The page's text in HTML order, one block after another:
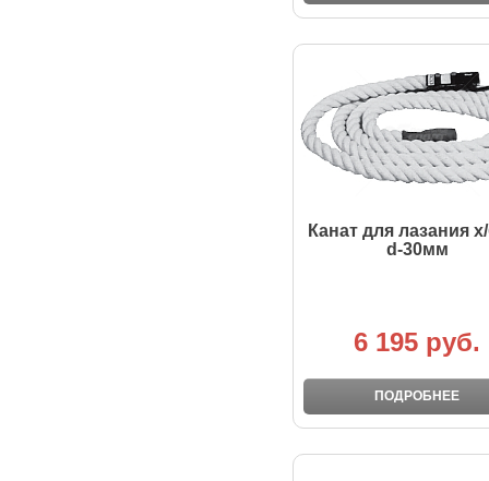
Канат для лазания
d-30мм
6 195 руб.
ПОДРОБНЕЕ